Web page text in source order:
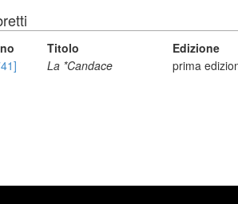
Titolo
Edizione
La *Candace prima